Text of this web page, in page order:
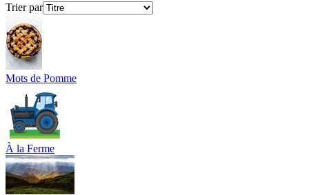
Trier par
Mots de Pomme
À la Ferme